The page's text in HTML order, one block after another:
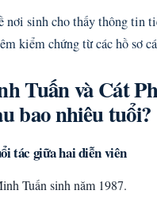
nơi sinh cho thấy thông tin
kiểm chứng từ các hồ sơ
Tuấn và Cát
bao nhiêu tuổi?
tác giữa hai diễn viên
Tuấn sinh năm 1987.